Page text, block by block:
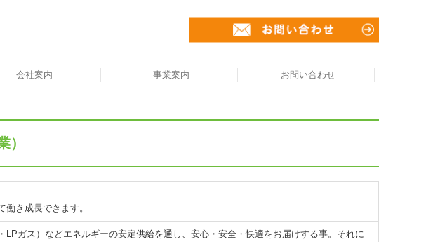
会社案内 事業案内 お問い合わせ
）
き成長できます。
ガス）などエネルギーの安定供給を通し、安心・安全・快適をお届けする事。それに